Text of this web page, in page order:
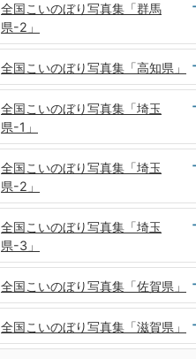
全国こいのぼり写真集「群馬
県-2」
全国こいのぼり写真集「高知県」
全国こいのぼり写真集「埼玉
県-1」
全国こいのぼり写真集「埼玉
県-2」
全国こいのぼり写真集「埼玉
県-3」
全国こいのぼり写真集「佐賀県」
全国こいのぼり写真集「滋賀県」